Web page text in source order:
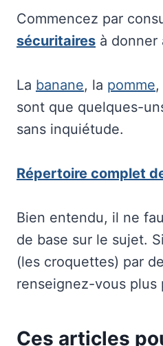
Commencez par
sécuritaires à donner
La banane, la pomme
sont que quelques-
sans inquiétude.
Répertoire complet
Bien entendu, il ne
de base sur le sujet.
(les croquettes) par
renseignez-vous plus
Ces articles